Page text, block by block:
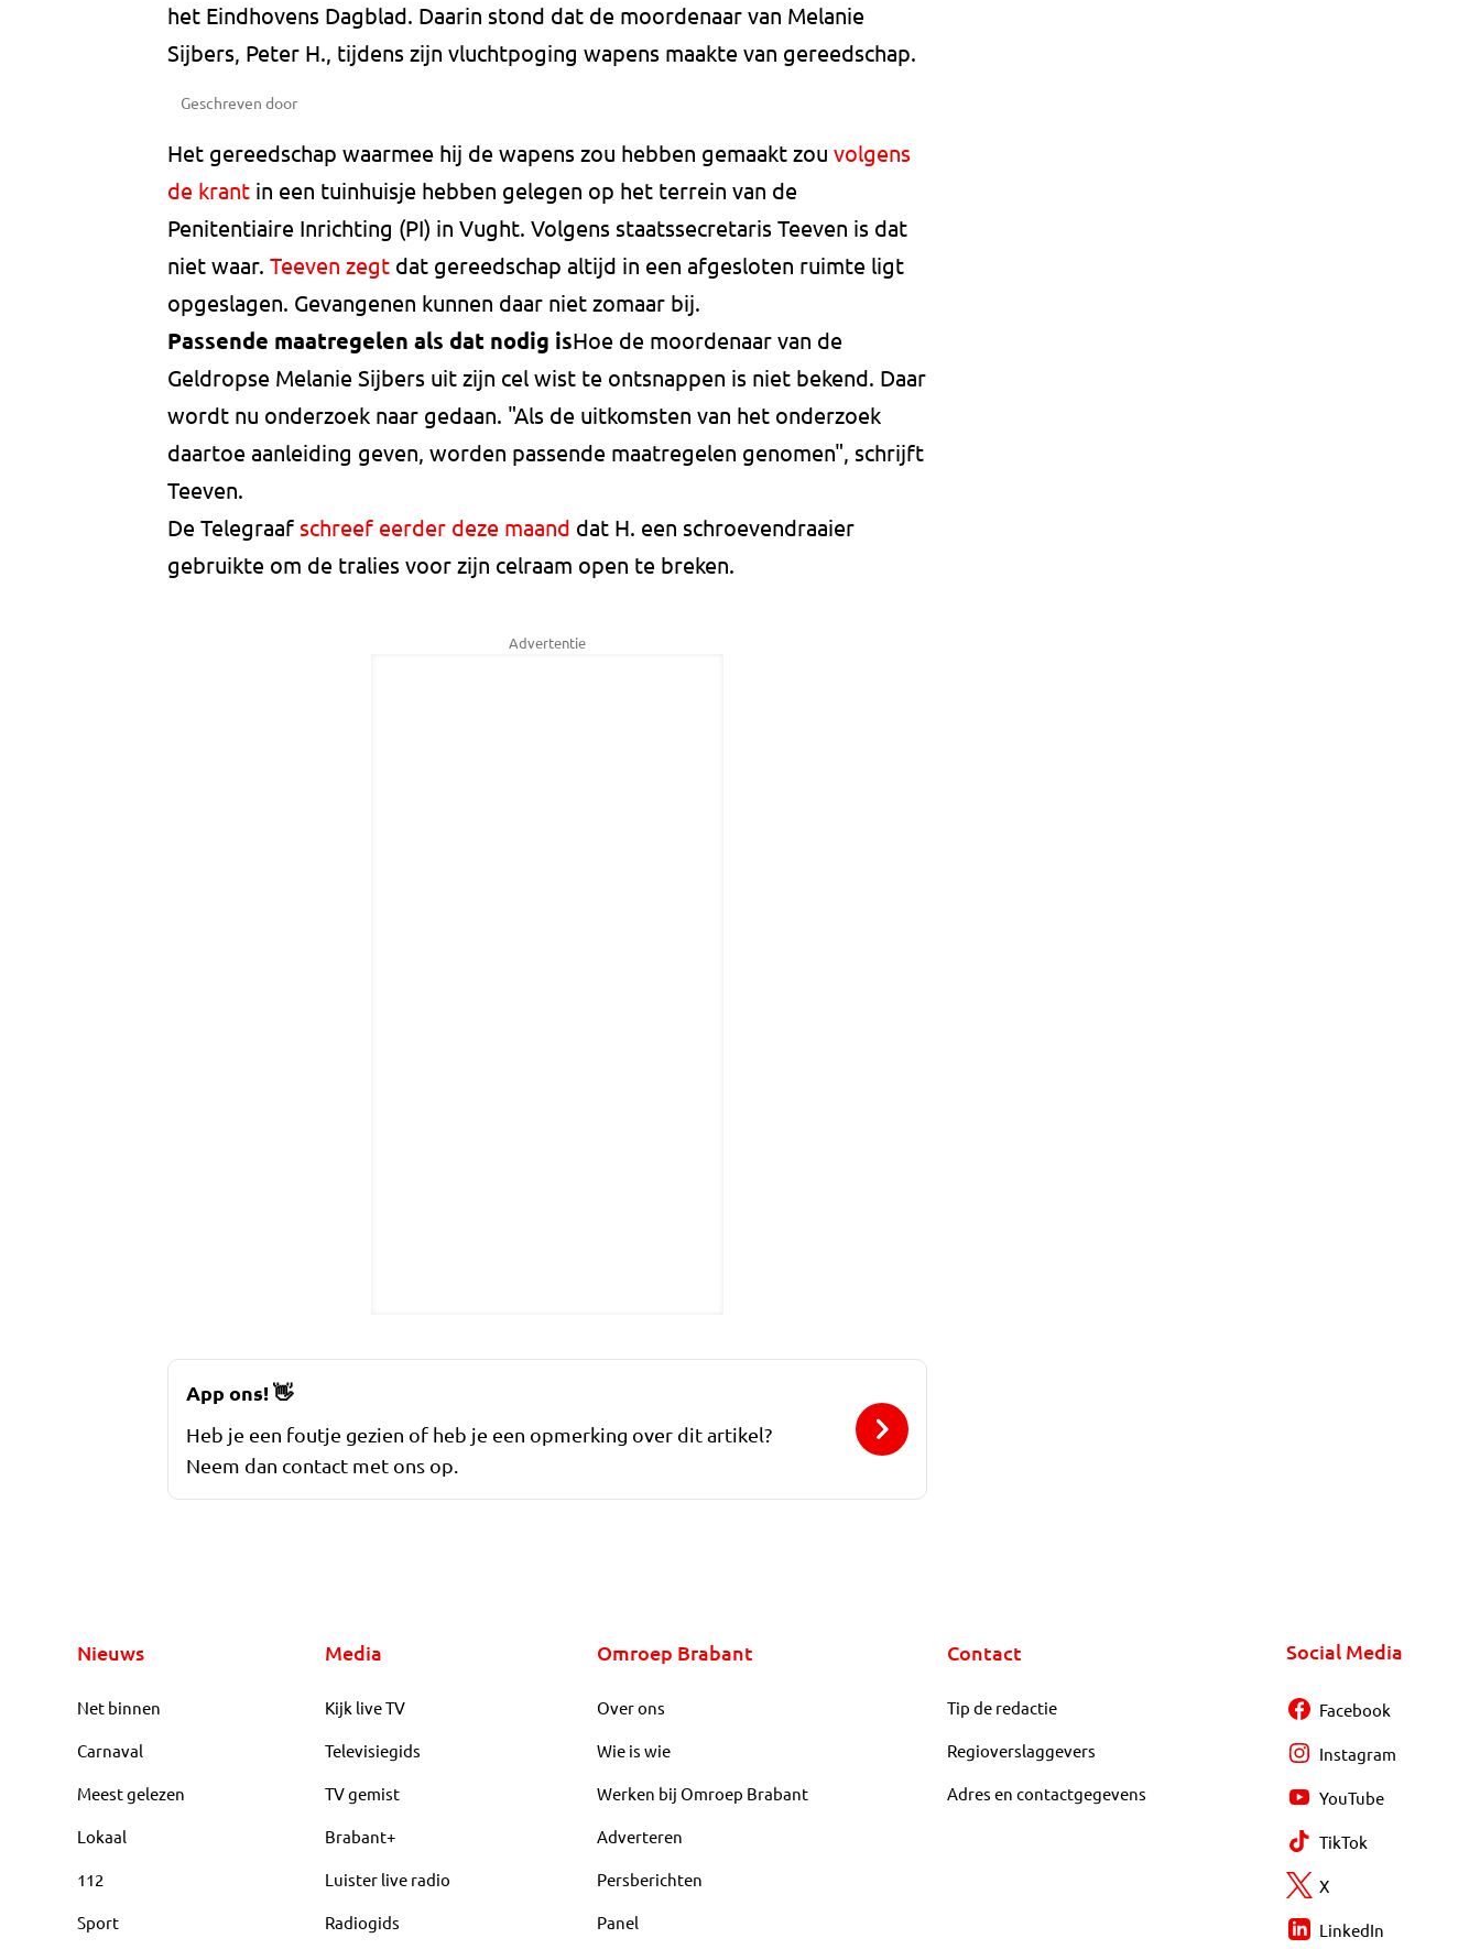
het Eindhovens Dagblad. Daarin stond dat de moordenaar van Melanie
Sijbers, Peter H., tijdens zijn vluchtpoging wapens maakte van gereedschap.
Geschreven door
Het gereedschap waarmee hij de wapens zou hebben gemaakt zou volgens
de krant in een tuinhuisje hebben gelegen op het terrein van de
Penitentiaire Inrichting (PI) in Vught. Volgens staatssecretaris Teeven is dat
niet waar. Teeven zegt dat gereedschap altijd in een afgesloten ruimte ligt
opgeslagen. Gevangenen kunnen daar niet zomaar bij.
Passende maatregelen als dat nodig isHoe de moordenaar van de
Geldropse Melanie Sijbers uit zijn cel wist te ontsnappen is niet bekend. Daar
wordt nu onderzoek naar gedaan. "Als de uitkomsten van het onderzoek
daartoe aanleiding geven, worden passende maatregelen genomen", schrijft
Teeven.
De Telegraaf schreef eerder deze maand dat H. een schroevendraaier
gebruikte om de tralies voor zijn celraam open te breken.
Advertentie
App ons!👋
Heb je een foutje gezien of heb je een opmerking over dit artikel?
Neem dan contact met ons op.
Nieuws
Net binnen
Carnaval
Meest gelezen
Lokaal
112
Sport
Media
Kijk live TV
Televisiegids
TV gemist
Brabant+
Luister live radio
Radiogids
Omroep Brabant
Over ons
Wie is wie
Werken bij Omroep Brabant
Adverteren
Persberichten
Panel
Contact
Tip de redactie
Regioverslaggevers
Adres en contactgegevens
Social Media
Facebook
Instagram
YouTube
TikTok
X
LinkedIn